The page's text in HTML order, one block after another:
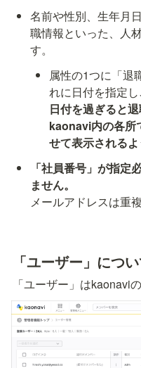
名前や性別、生年月
職情報といった、人
す。
属性の1つに「退
れに日付を指定し
日付を過ぎると
kaonavi内の各所
せて表示されるよ
「社員番号」が指定
メールアドレスは重
「ユーザー」につ
「ユーザー」はkaonavi